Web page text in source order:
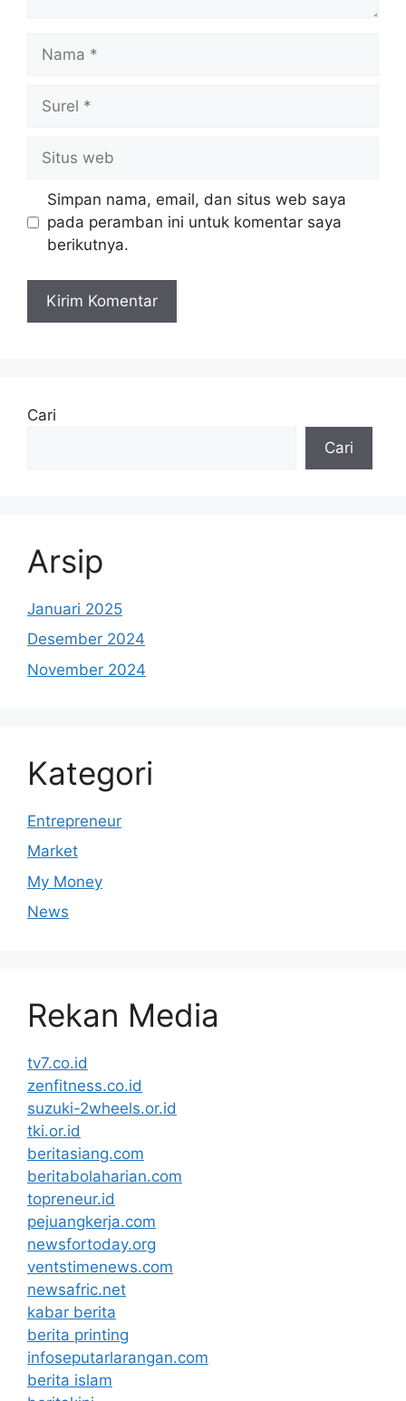
Nama
Surel
Situs
web
Simpan nama, email, dan situs web saya
pada peramban ini untuk komentar saya
berikutnya.
Cari
Cari
Arsip
Januari 2025
Desember 2024
November 2024
Kategori
Entrepreneur
Market
My Money
News
Rekan Media
tv7.co.id
zenfitness.co.id
suzuki-2wheels.or.id
tki.or.id
beritasiang.com
beritabolaharian.com
topreneur.id
pejuangkerja.com
newsfortoday.org
ventstimenews.com
newsafric.net
kabar berita
berita printing
infoseputarlarangan.com
berita islam